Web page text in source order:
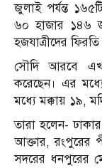
জুলাই পর্যন্ত
৬০ হাজার ১৪৬
হজযাত্রীদের
সৌদি আরবে
করেছেন। এর
মধ্যে মক্কায় ১৯,
তারা হলেন-
আক্তার, রংপুরের
সদরের ধনপুরের